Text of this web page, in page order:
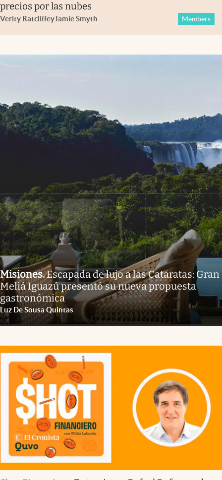
precios por las nubes
Verity RatcliffeyJamie Smyth Members
Misiones.Escapada de lujo a las Cataratas: Gran
Meliá Iguazú presentó su nueva propuesta
gastronómica
Luz De Sousa Quintas